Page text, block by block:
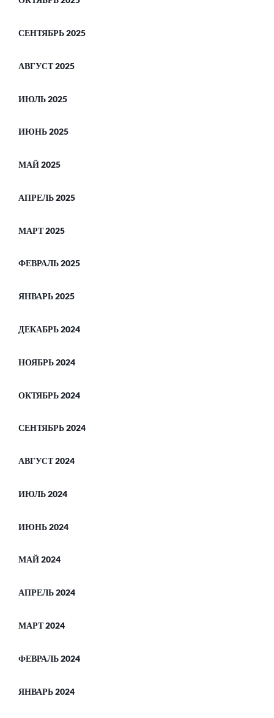
СЕНТЯБРЬ 2025
АВГУСТ 2025
ИЮЛЬ 2025
ИЮНЬ 2025
МАЙ 2025
АПРЕЛЬ 2025
МАРТ 2025
ФЕВРАЛЬ 2025
ЯНВАРЬ 2025
ДЕКАБРЬ 2024
НОЯБРЬ 2024
ОКТЯБРЬ 2024
СЕНТЯБРЬ 2024
АВГУСТ 2024
ИЮЛЬ 2024
ИЮНЬ 2024
МАЙ 2024
АПРЕЛЬ 2024
МАРТ 2024
ФЕВРАЛЬ 2024
ЯНВАРЬ 2024